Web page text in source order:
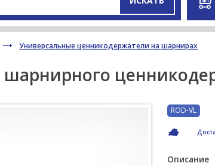
Универсальные ценникодержатели на шарнирах
ROD-VL
Описание